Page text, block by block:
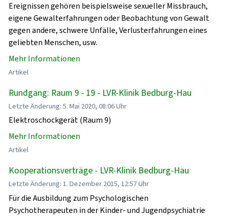
Ereignissen gehören beispielsweise sexueller Missbrauch,
eigene Gewalterfahrungen oder Beobachtung von Gewalt
gegen andere, schwere Unfälle, Verlusterfahrungen eines
geliebten Menschen, usw.
Mehr Informationen
Artikel
Rundgang: Raum 9 - 19 - LVR-Klinik Bedburg-Hau
Letzte Änderung: 5. Mai 2020, 08:06 Uhr
Elektroschockgerät (Raum 9)
Mehr Informationen
Artikel
Kooperationsverträge - LVR-Klinik Bedburg-Hau
Letzte Änderung: 1. Dezember 2015, 12:57 Uhr
Für die Ausbildung zum Psychologischen
Psychotherapeuten in der Kinder- und Jugendpsychiatrie